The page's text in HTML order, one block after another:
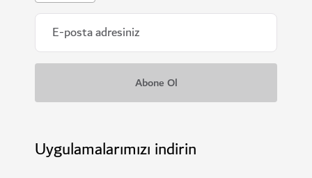
Uygulamalarımızı indirin